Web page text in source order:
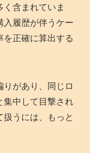
含まれていま
入履歴が伴うケー
を正確に算出する
があり、同じロ
集中して目撃され
うには、もっと